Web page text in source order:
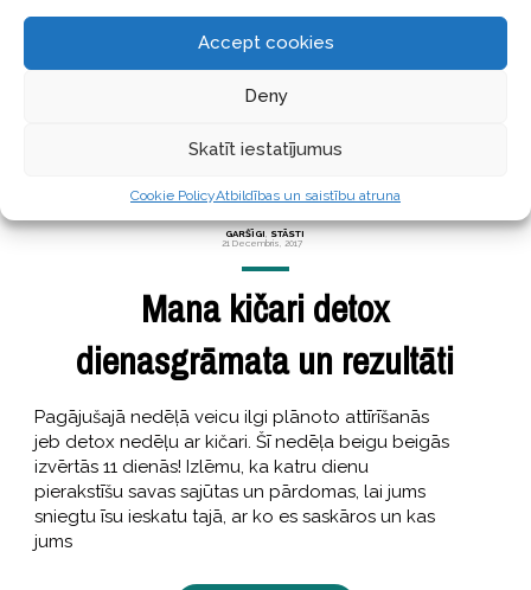
Accept cookies
Deny
Skatīt iestatījumus
Cookie PolicyAtbildības un saistību atruna
GARŠĪGI,STĀSTI
21 Decembris, 2017
Mana kičari detox
dienasgrāmata un rezultāti
Pagājušajā nedēļā veicu ilgi plānoto attīrīšanās
jeb detox nedēļu ar kičari. Šī nedēļa beigu beigās
izvērtās 11 dienās! Izlēmu, ka katru dienu
pierakstīšu savas sajūtas un pārdomas, lai jums
sniegtu īsu ieskatu tajā, ar ko es saskāros un kas
jums